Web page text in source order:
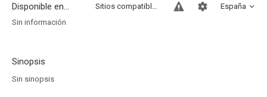
Disponible en... España
Sitios compatibles
Sin información
Sinopsis
Sin sinopsis